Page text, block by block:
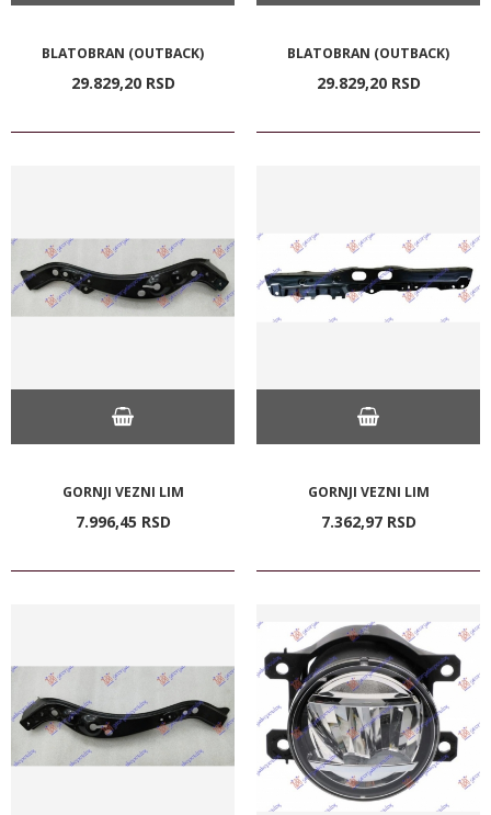
BLATOBRAN (OUTBACK)
29.829,20 RSD
BLATOBRAN (OUTBACK)
29.829,20 RSD
GORNJI VEZNI LIM
7.996,45 RSD
GORNJI VEZNI LIM
7.362,97 RSD